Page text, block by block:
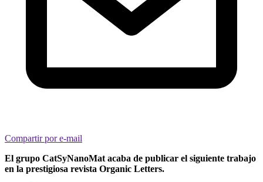
Compartir por e-mail
El grupo CatSyNanoMat acaba de publicar el siguiente trabajo
en la prestigiosa revista Organic Letters.